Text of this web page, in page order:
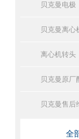
贝克曼电极
贝克曼离心
离心机转头
贝克曼原厂
贝克曼售后
全